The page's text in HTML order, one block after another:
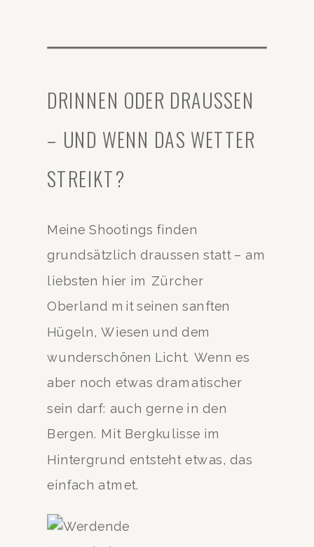
DRINNEN ODER DRAUSSEN
– UND WENN DAS WETTER
STREIKT?
Meine Shootings finden
grundsätzlich draussen statt – am
liebsten hier im Zürcher
Oberland mit seinen sanften
Hügeln, Wiesen und dem
wunderschönen Licht. Wenn es
aber noch etwas dramatischer
sein darf: auch gerne in den
Bergen. Mit Bergkulisse im
Hintergrund entsteht etwas, das
einfach atmet.